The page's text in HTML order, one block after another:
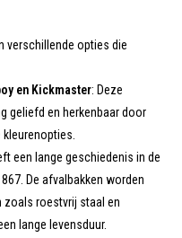
verschillende opties die
en Kickmaster: Deze
geliefd en herkenbaar door
kleurenopties.
een lange geschiedenis in de
De afvalbakken worden
zoals roestvrij staal en
lange levensduur.